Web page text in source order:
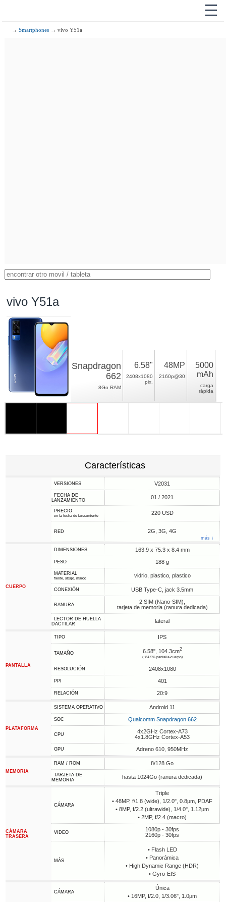
☰
→Smartphones → vivo Y51a
vivo Y51a
Snapdragon
662
8Go RAM
6.58"
2408x1080
pix.
48MP
2160p@30
5000
mAh
carga
rápida
Características
VERSIONES V2031
FECHA DE
LANZAMIENTO
01 / 2021
PRECIO
en la fecha de lanzamiento 220 USD
RED 2G, 3G, 4G
más ↓
CUERPO
DIMENSIONES 163.9 x 75.3 x 8.4 mm
PESO 188 g
MATERIAL
frente, abajo, marco vidrio, plastico, plastico
CONEXIÓN USB Type-C, jack 3.5mm
RANURA
2 SIM (Nano-SIM),
tarjeta de memoria (ranura dedicada)
LECTOR DE HUELLA
DACTILAR
lateral
PANTALLA
TIPO IPS
TAMAÑO 6.58", 104.3cm2
(~84.5% pantalla-cuerpo)
RESOLUCIÓN 2408x1080
PPI 401
RELACIÓN 20:9
PLATAFORMA
SISTEMA OPERATIVO Android 11
SOC Qualcomm Snapdragon 662
CPU
4x2GHz Cortex-A73
4x1.8GHz Cortex-A53
GPU Adreno 610, 950MHz
MEMORIA
RAM / ROM 8/128 Go
TARJETA DE
MEMORIA
hasta 1024Go (ranura dedicada)
CÁMARA
TRASERA
CÁMARA
Triple
• 48MP, f/1.8 (wide), 1/2.0", 0.8µm, PDAF
• 8MP, f/2.2 (ultrawide), 1/4.0", 1.12µm
• 2MP, f/2.4 (macro)
VIDEO
1080p - 30fps
2160p - 30fps
MÁS
• Flash LED
• Panorámica
• High Dynamic Range (HDR)
• Gyro-EIS
CÁMARA
Única
• 16MP, f/2.0, 1/3.06", 1.0µm